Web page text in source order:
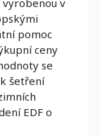
v
pomoc
ceny
se
šetření
EDF o